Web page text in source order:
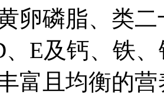
卵磷脂、类
E及钙、铁
富且均衡的